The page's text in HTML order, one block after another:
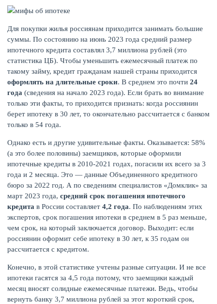
Для покупки жилья россиянам приходится занимать большие
суммы. По состоянию на июнь 2023 года средний размер
ипотечного кредита составлял 3,7 миллиона рублей (это
статистика ЦБ). Чтобы уменьшить ежемесячный платеж по
такому займу, кредит гражданам нашей страны приходится
оформлять на длительные сроки. В среднем это почти 24
года (сведения на начало 2023 года). Если брать во внимание
только эти факты, то приходится признать: когда россиянин
берет ипотеку в 30 лет, то окончательно рассчитается с банком
только в 54 года.
Однако есть и другие удивительные факты. Оказывается: 58%
(а это более половины) заемщиков, которые оформили
ипотечные кредиты в 2010-2021 годах, погасили их всего за 3
года и 2 месяца. Это — данные Объединенного кредитного
бюро за 2022 год. А по сведениям специалистов «Домклик» за
март 2023 года, средний срок погашения ипотечного
кредита в России составляет 4,2 года. По наблюдениям этих
экспертов, срок погашения ипотеки в среднем в 5 раз меньше,
чем срок, на который заключается договор. Выходит: если
россиянин оформит себе ипотеку в 30 лет, к 35 годам он
рассчитается с кредитом.
Конечно, в этой статистике учтены разные ситуации. И не все
ипотеки гасятся за 4,5 года потому, что заемщики каждый
месяц вносят солидные ежемесячные платежи. Ведь, чтобы
вернуть банку 3,7 миллиона рублей за этот короткий срок,